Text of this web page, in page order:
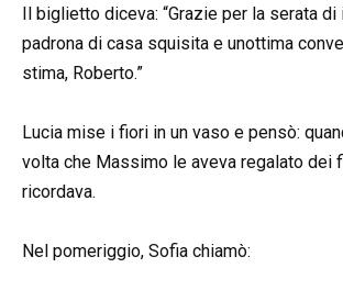
Il biglietto diceva: “Grazie per la serata di
padrona di casa squisita e unottima
stima, Roberto.”
Lucia mise i fiori in un vaso e pensò:
volta che Massimo le aveva regalato dei
ricordava.
Nel pomeriggio, Sofia chiamò: